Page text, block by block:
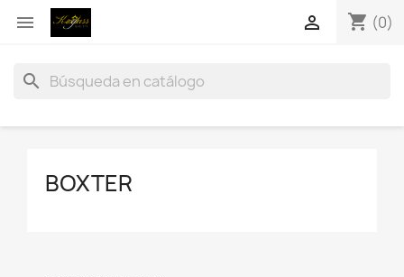
 shopping_cart (0)

search
BOXTER